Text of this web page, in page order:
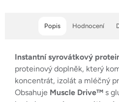
Popis Hodnocení
Instantní syrovátkový
proteinový doplněk, který
koncentrát, izolát a mléčný
Obsahuje Muscle Drive™ s